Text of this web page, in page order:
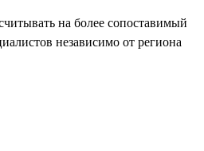
на более сопоставимый
независимо от региона